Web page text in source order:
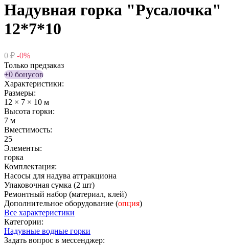
Надувная горка "Русалочка"
12*7*10
0 ₽ -0%
Только предзаказ
+0 бонусов
Характеристики:
Размеры:
12 × 7 × 10 м
Высота горки:
7 м
Вместимость:
25
Элементы:
горка
Комплектация:
Насосы для надува аттракциона
Упаковочная сумка (2 шт)
Ремонтный набор (материал, клей)
Дополнительное оборудование (опция)
Все характеристики
Категории:
Надувные водные горки
Задать вопрос в мессенджер: